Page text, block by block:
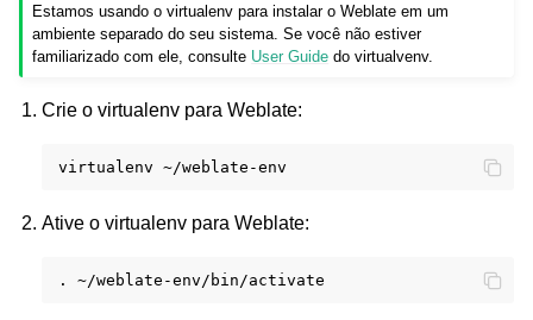
Estamos usando o virtualenv para instalar o Weblate em um
ambiente separado do seu sistema. Se você não estiver
familiarizado com ele, consulte User Guide do virtualvenv.
Crie o virtualenv para Weblate:
virtualenv
Ative o virtualenv para Weblate:
.